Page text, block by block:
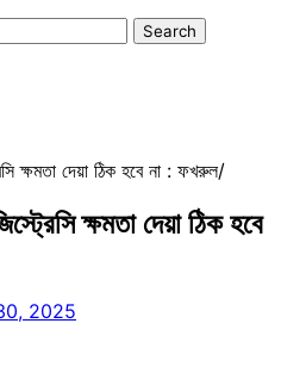
ক্ষমতা দেয়া ঠিক হবে না : ফখরুল
ক্ষমতা দেয়া ঠিক হবে
2025